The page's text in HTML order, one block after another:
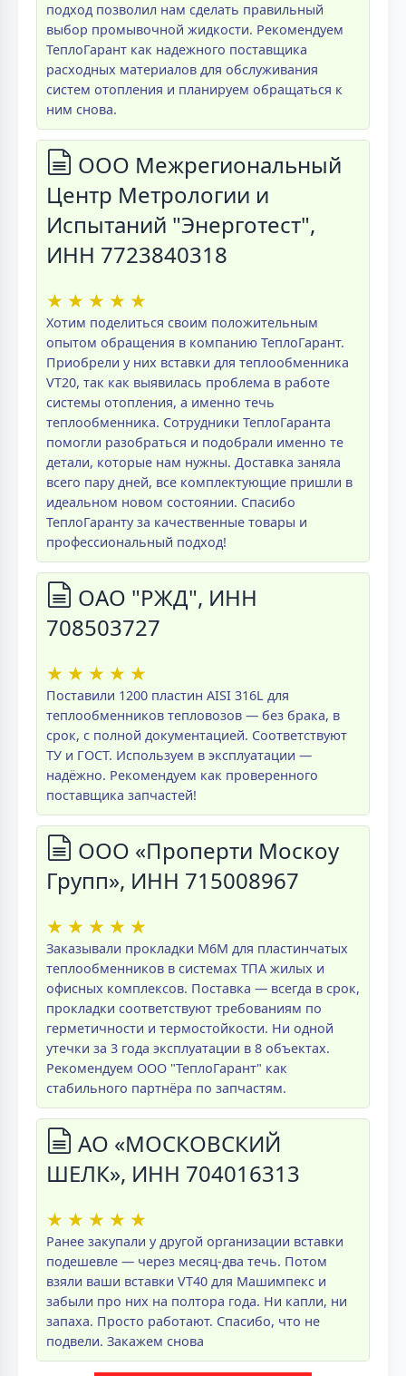
подход позволил нам сделать правильный
выбор промывочной жидкости. Рекомендуем
ТеплоГарант как надежного поставщика
расходных материалов для обслуживания
систем отопления и планируем обращаться к
ним снова.
ООО Межрегиональный
Центр Метрологии и
Испытаний "Энерготест",
ИНН 7723840318
★ ★ ★ ★ ★
Хотим поделиться своим положительным
опытом обращения в компанию ТеплоГарант.
Приобрели у них вставки для теплообменника
VT20, так как выявилась проблема в работе
системы отопления, а именно течь
теплообменника. Сотрудники ТеплоГаранта
помогли разобраться и подобрали именно те
детали, которые нам нужны. Доставка заняла
всего пару дней, все комплектующие пришли в
идеальном новом состоянии. Спасибо
ТеплоГаранту за качественные товары и
профессиональный подход!
ОАО "РЖД", ИНН
708503727
★ ★ ★ ★ ★
Поставили 1200 пластин AISI 316L для
теплообменников тепловозов — без брака, в
срок, с полной документацией. Соответствуют
ТУ и ГОСТ. Используем в эксплуатации —
надёжно. Рекомендуем как проверенного
поставщика запчастей!
ООО «Проперти Москоу
Групп», ИНН 715008967
★ ★ ★ ★ ★
Заказывали прокладки M6M для пластинчатых
теплообменников в системах ТПА жилых и
офисных комплексов. Поставка — всегда в срок,
прокладки соответствуют требованиям по
герметичности и термостойкости. Ни одной
утечки за 3 года эксплуатации в 8 объектах.
Рекомендуем ООО "ТеплоГарант" как
стабильного партнёра по запчастям.
АО «МОСКОВСКИЙ
ШЕЛК», ИНН 704016313
★ ★ ★ ★ ★
Ранее закупали у другой организации вставки
подешевле — через месяц-два течь. Потом
взяли ваши вставки VT40 для Машимпекс и
забыли про них на полтора года. Ни капли, ни
запаха. Просто работают. Спасибо, что не
подвели. Закажем снова